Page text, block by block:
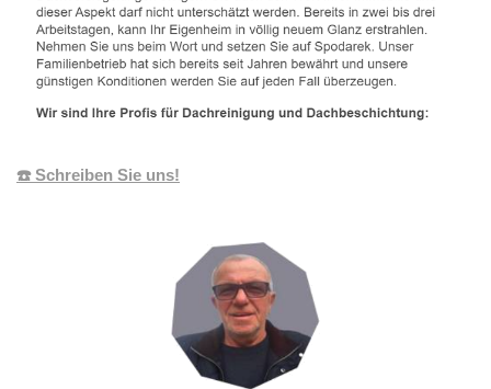
☎️ Schreiben Sie uns!